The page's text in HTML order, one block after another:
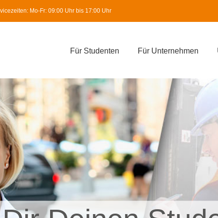
Mo-Fr: 09:00 Uhr bis 17:00 Uhr
Für Studenten Für Unternehmen